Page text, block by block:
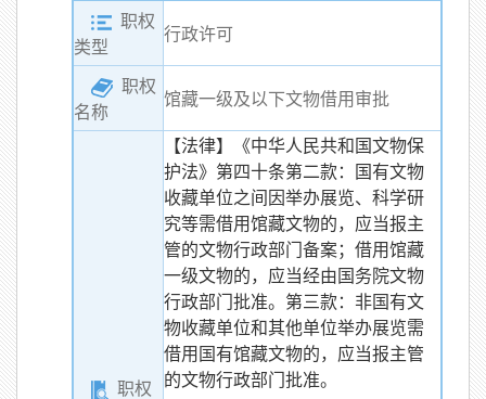
职权
类型
行政许可
职权
名称
馆藏一级及以下文物借用审批
职权
【法律】《中华人民共和国文物保
护法》第四十条第二款：国有文物
收藏单位之间因举办展览、科学研
究等需借用馆藏文物的，应当报主
管的文物行政部门备案；借用馆藏
一级文物的，应当经由国务院文物
行政部门批准。第三款：非国有文
物收藏单位和其他单位举办展览需
借用国有馆藏文物的，应当报主管
的文物行政部门批准。